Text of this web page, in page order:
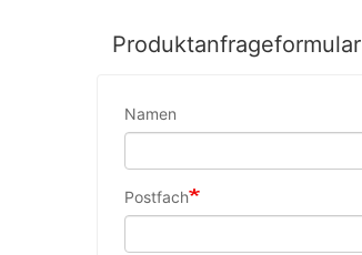
Produktanfrageformular
Namen
Postfach